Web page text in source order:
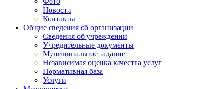
Новости
Контакты
Общие сведения об организации
Сведения об учреждении
Учредительные документы
Муниципальное задание
Независимая оценка качества услуг
Нормативная база
Услуги